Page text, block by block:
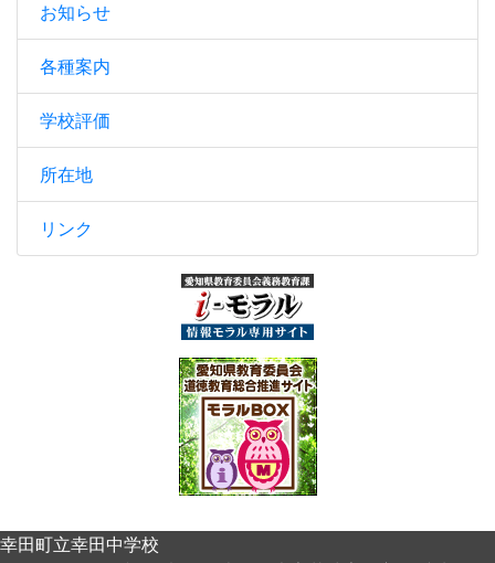
お知らせ
各種案内
学校評価
所在地
リンク
幸田町立幸田中学校